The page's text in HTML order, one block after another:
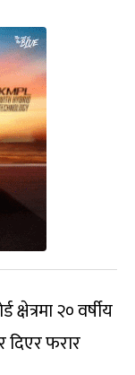
२० वर्षीय
दिएर फरार